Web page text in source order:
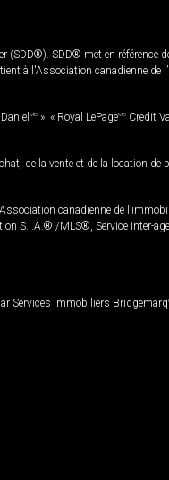
(SDD®). SDD® met en référence
à l'Association canadienne de
MD », « Royal LePageMD Credit
de la vente et de la location
canadienne de
S.I.A.® /MLS®, Service inter-
Services immobiliers Bridgemarq